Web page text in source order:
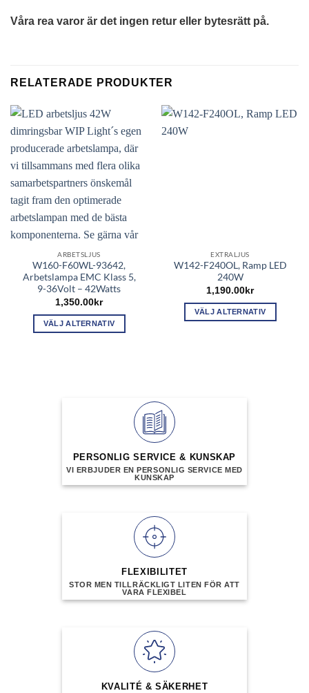
Våra rea varor är det ingen retur eller bytesrätt på.
RELATERADE PRODUKTER
ARBETSLJUS
W160-F60WL-93642,
Arbetslampa EMC Klass 5,
9-36Volt – 42Watts
1,350.00kr
VÄLJ ALTERNATIV
alternativen
kan
väljas
EXTRALJUS
W142-F240OL, Ramp LED
240W
1,190.00kr
VÄLJ ALTERNATIV
kan
väljas
på
PERSONLIG SERVICE & KUNSKAP
VI ERBJUDER EN PERSONLIG SERVICE MED
KUNSKAP
FLEXIBILITET
STOR MEN TILLRÄCKLIGT LITEN FÖR ATT
VARA FLEXIBEL
KVALITÉ & SÄKERHET